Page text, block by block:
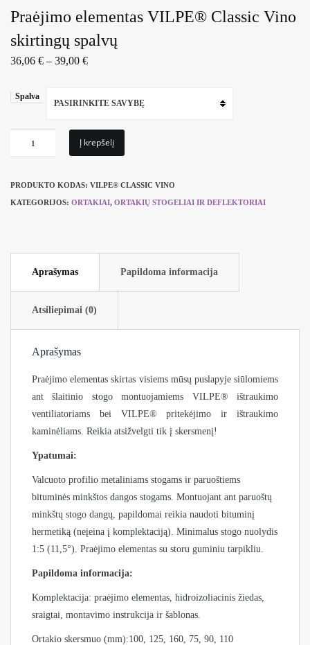
Praėjimo elementas VILPE® Classic Vino
skirtingų spalvų
36,06 € – 39,00 €
Spalva
PASIRINKITE SAVYBĘ
kiekis:
elementas
VILPE®
spalvų
Į krepšelį
PRODUKTO KODAS: VILPE® CLASSIC VINO
KATEGORIJOS: ORTAKIAI, ORTAKIŲ STOGELIAI IR DEFLEKTORIAI
Aprašymas Papildoma informacija
Atsiliepimai (0)
Aprašymas
Praėjimo elementas skirtas visiems mūsų puslapyje siūlomiems
ant šlaitinio stogo montuojamiems VILPE® ištraukimo
ventiliatoriams bei VILPE® pritekėjimo ir ištraukimo
kaminėliams. Reikia atsižvelgti tik į skersmenį!
Ypatumai:
Valcuoto profilio metaliniams stogams ir paruoštiems
bituminės minkštos dangos stogams. Montuojant ant paruoštų
minkštų stogo dangų, papildomai reikia naudoti bituminį
hermetiką (neįeina į komplektaciją). Minimalus stogo nuolydis
1:5 (11,5°). Praėjimo elementas su storu guminiu tarpikliu.
Papildoma informacija:
Komplektacija: praėjimo elementas, hidroizoliacinis žiedas,
sraigtai, montavimo instrukcija ir šablonas.
Ortakio skersmuo (mm):100, 125, 160, 75, 90, 110